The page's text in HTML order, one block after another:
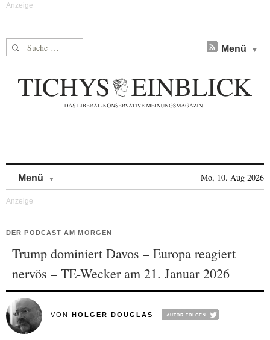
Suche nach: Menü
Menü Mo, 10. Aug 2026
DER PODCAST AM MORGEN
Trump dominiert Davos – Europa reagiert
nervös – TE-Wecker am 21. Januar 2026
VON HOLGER DOUGLAS